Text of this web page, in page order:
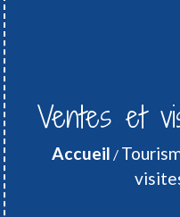
Ventes et
Accueil /